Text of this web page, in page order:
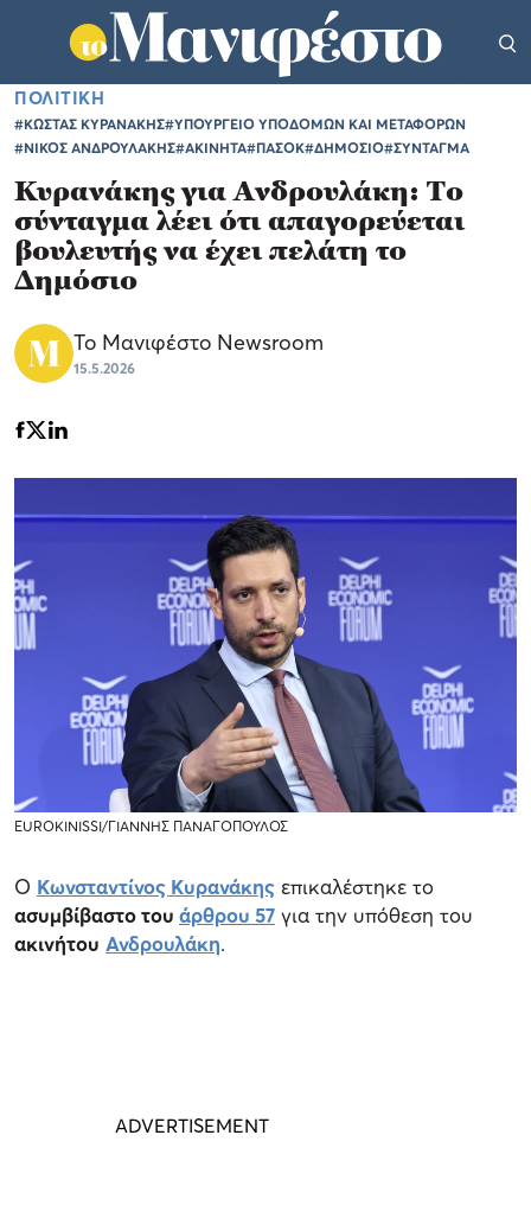
ΠΟΛΙΤΙΚΗ
#ΚΩΣΤΑΣ ΚΥΡΑΝΑΚΗΣ#ΥΠΟΥΡΓΕΙΟ ΥΠΟΔΟΜΩΝ ΚΑΙ ΜΕΤΑΦΟΡΩΝ
#ΝΙΚΟΣ ΑΝΔΡΟΥΛΑΚΗΣ#ΑΚΙΝΗΤΑ#ΠΑΣΟΚ#ΔΗΜΟΣΙΟ#ΣΥΝΤΑΓΜΑ
Κυρανάκης για Ανδρουλάκη: Το
σύνταγμα λέει ότι απαγορεύεται
βουλευτής να έχει πελάτη το
Δημόσιο
Το Μανιφέστο Newsroom
15.5.2026
EUROKINISSI/ΓΙΑΝΝΗΣ ΠΑΝΑΓΟΠΟΥΛΟΣ
Ο Κωνσταντίνος Κυρανάκης επικαλέστηκε το
ασυμβίβαστο του άρθρου 57 για την υπόθεση του
ακινήτου Ανδρουλάκη.